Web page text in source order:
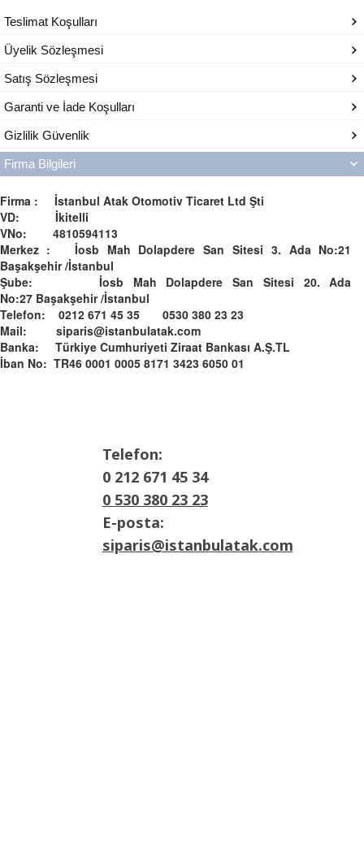
Teslimat Koşulları
Üyelik Sözleşmesi
Satış Sözleşmesi
Garanti ve İade Koşulları
Gizlilik Güvenlik
Firma Bilgileri
Firma : İstanbul Atak Otomotiv Ticaret Ltd Şti
VD: İkitelli
VNo: 4810594113
Merkez : İosb Mah Dolapdere San Sitesi 3. Ada No:21
Başakşehir /İstanbul
Şube: İosb Mah Dolapdere San Sitesi 20. Ada
No:27 Başakşehir /İstanbul
Telefon: 0212 671 45 35 0530 380 23 23
Mail: siparis@istanbulatak.com
Banka: Türkiye Cumhuriyeti Ziraat Bankası A.Ş.­­TL­
İban No: TR46 0001 0005 8171 3423 6050 01
Telefon:
0 212 671 45 34
0 530 380 23 23
E-posta:
siparis@istanbulatak.com